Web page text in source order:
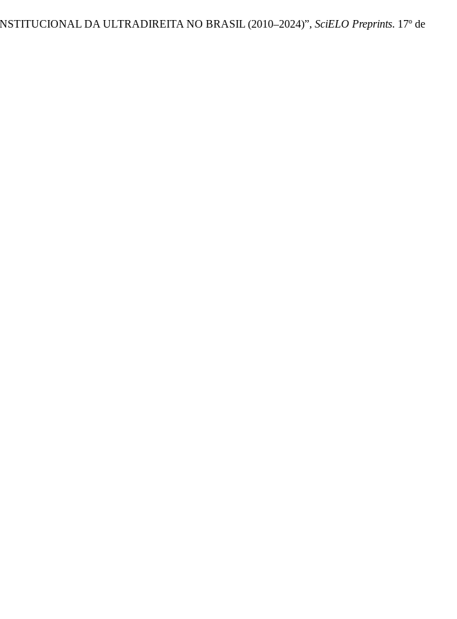
DA ULTRADIREITA NO BRASIL (2010–2024)”, SciELO Preprints. 17º de